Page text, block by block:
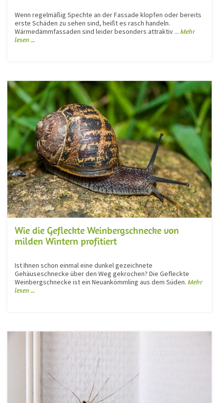
Wenn regelmäßig Spechte an der Fassade klopfen oder bereits
erste Schäden zu sehen sind, heißt es rasch handeln.
Wärmedämmfassaden sind leider besonders attraktiv ... Mehr
lesen ...
Wie die Gefleckte Weinbergschnecke von
milden Wintern profitiert
Ist Ihnen schon einmal eine dunkel gezeichnete
Gehäuseschnecke über den Weg gekrochen? Die Gefleckte
Weinbergschnecke ist ein Neuankömmling aus dem Süden. Mehr
lesen ...